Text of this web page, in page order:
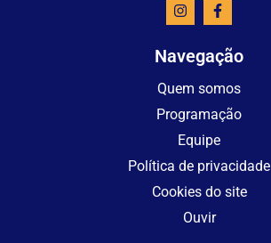
Navegação
Quem somos
Programação
Equipe
Política de privacidade
Cookies do site
Ouvir